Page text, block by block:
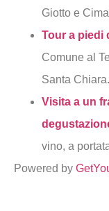
Giotto e
Tour a piedi
Comune al
Santa Chiara.
Visita a un
vino, a
Powered by